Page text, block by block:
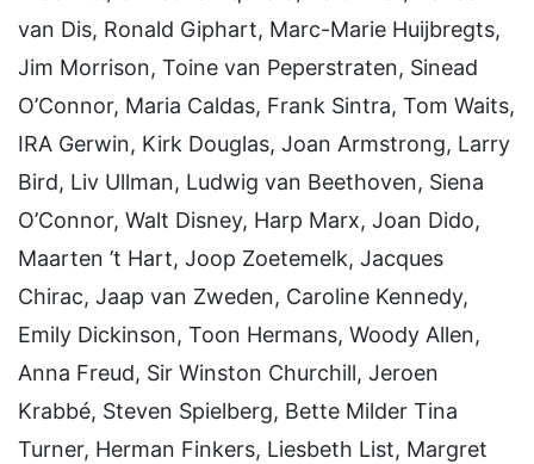
van Dis, Ronald Giphart, Marc-Marie Huijbregts,
Jim Morrison, Toine van Peperstraten, Sinead
O’Connor, Maria Caldas, Frank Sintra, Tom Waits,
IRA Gerwin, Kirk Douglas, Joan Armstrong, Larry
Bird, Liv Ullman, Ludwig van Beethoven, Siena
O’Connor, Walt Disney, Harp Marx, Joan Dido,
Maarten ’t Hart, Joop Zoetemelk, Jacques
Chirac, Jaap van Zweden, Caroline Kennedy,
Emily Dickinson, Toon Hermans, Woody Allen,
Anna Freud, Sir Winston Churchill, Jeroen
Krabbé, Steven Spielberg, Bette Milder Tina
Turner, Herman Finkers, Liesbeth List, Margret